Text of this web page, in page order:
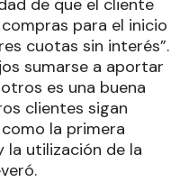
para el inicio
cuotas sin interés”.
sumarse a aportar
es una buena
clientes sigan
la primera
la utilización de la